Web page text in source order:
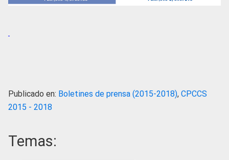
Publicado en: Boletines de prensa (2015-2018), CPCCS
2015 - 2018
Temas: